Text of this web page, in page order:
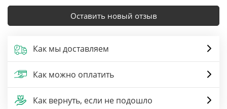
Оставить новый отзыв
Как мы доставляем
Как можно оплатить
Как вернуть, если не подошло